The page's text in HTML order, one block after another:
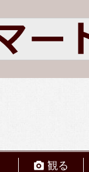
観る